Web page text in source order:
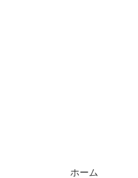
ホーム